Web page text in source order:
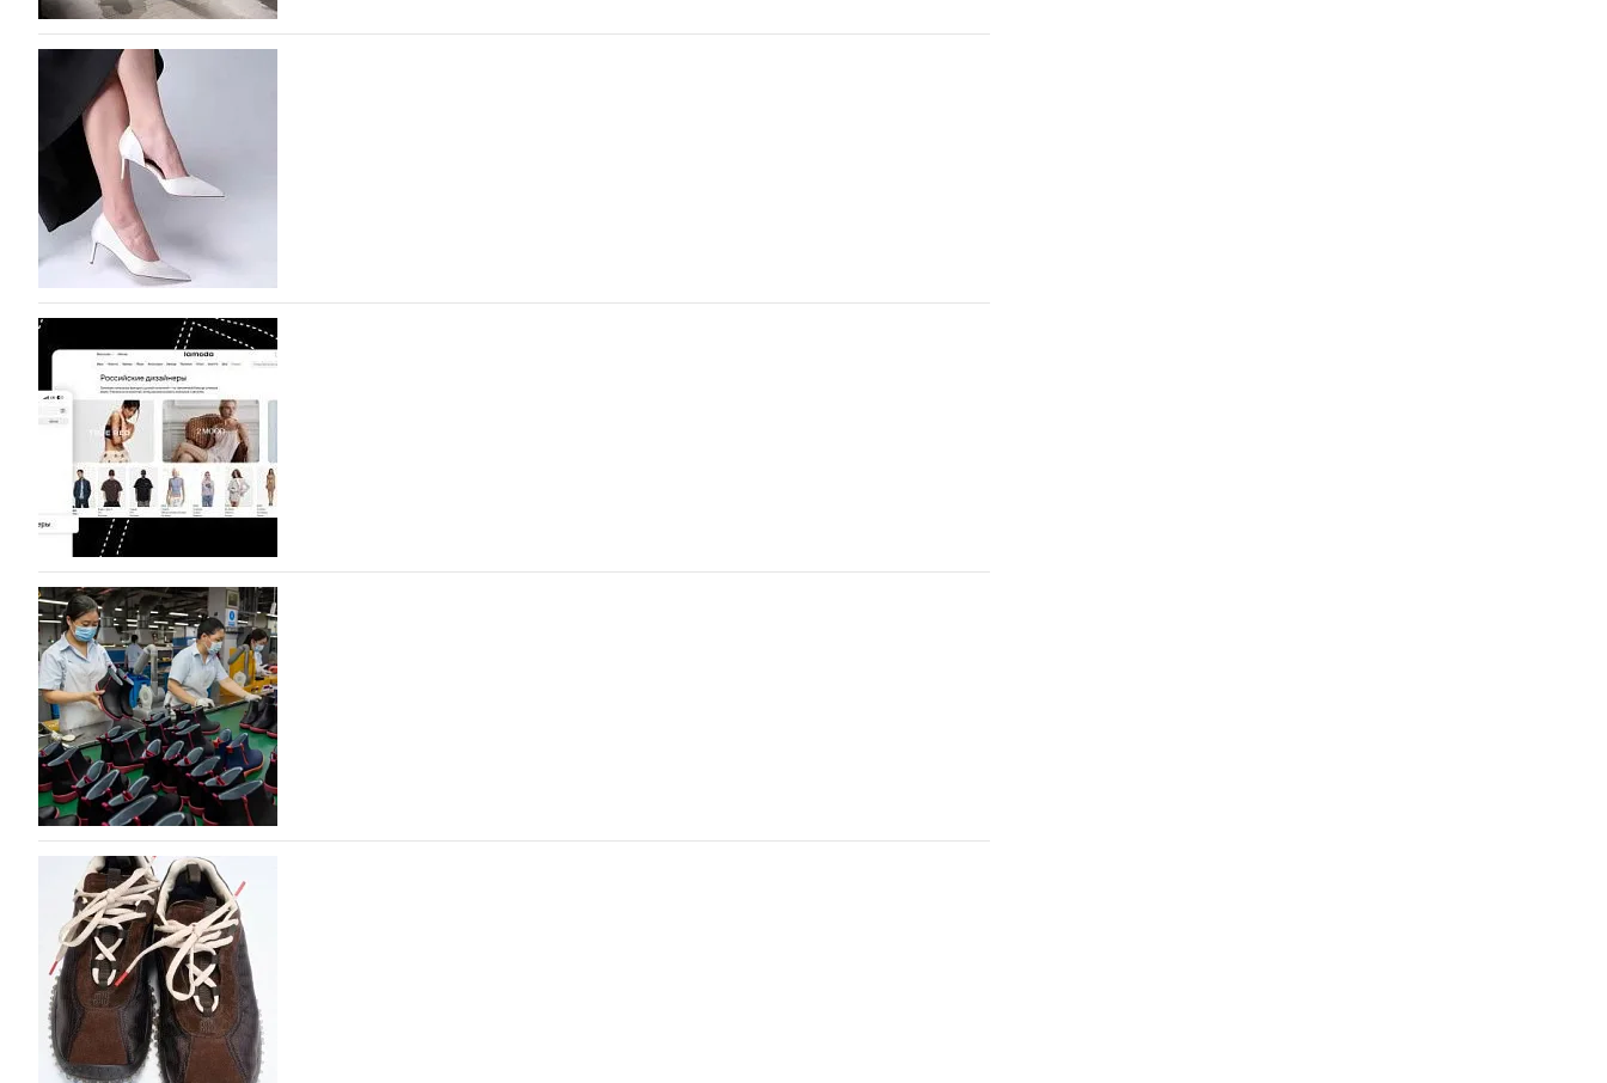
На участие в Московской неделе моды подано 1047 заявок
На участие в седьмой Московской неделе моды, которая пройдет в российской столице с 26 сентября по 1
октября, уже подано 1047 заявок. Примерно половину из них (494) прислали дизайнеры, коллекции
которых не были представлены в…
07.08.2026 611
BALLINA представит свои новинки на Euro Shoes
Компания BALLINA Guangzhou Lihuang Footwear Co., Ltd., основанная в 2011 году и расположенная в
Гуанчжоу, столице моды Китая, является профессиональной обувной компанией, объединяющей
разработку, производство и…
07.08.2026 469
На платформе Lamoda - новый раздел и условия продвижения локальных
дизайнерских марок
Российский маркетплейс Lamoda решил обновить раздел для продажи продукции локальных дизайнерских
марок одежды, обуви и аксессуаров. Бренды также получат маркетинговую…
06.08.2026 632
Объем мирового производства обуви в 2025 году практически не увеличился
В 2025 году мировое производство обуви практически не изменилось, зафиксировав незначительный рост
на 0,1% до 24,6 млрд пар, - данные опубликованы в аналитическом вестнике «Всемирный ежегодник обуви
2026», Португальской ассоциацией…
06.08.2026 742